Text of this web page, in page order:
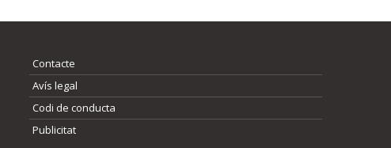
Contacte
Avís legal
Codi de conducta
Publicitat